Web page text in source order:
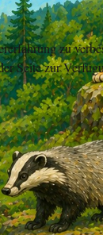
zu
Seite zur